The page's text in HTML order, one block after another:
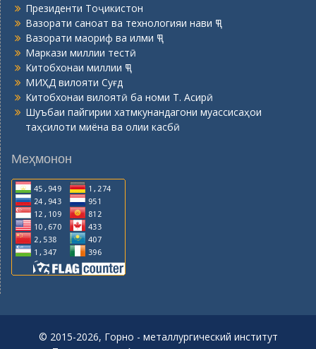
Президенти Тоҷикистон
Вазорати саноат ва технологияи нави ҶТ
Вазорати маориф ва илми ҶТ
Маркази миллии тестӣ
Китобхонаи миллии ҶТ
МИҲД вилояти Суғд
Китобхонаи вилоятӣ ба номи Т. Асирӣ
Шуъбаи пайгирии хатмкунандагони муассисаҳои
таҳсилоти миёна ва олии касбӣ
Меҳмонон
© 2015-2026, Горно - металлургический институт